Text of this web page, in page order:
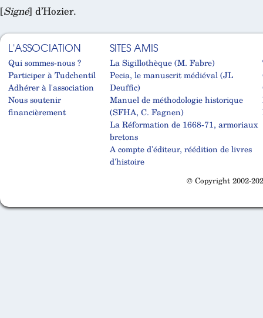
[Signé] d’Hozier.
L'ASSOCIATION
Qui sommes-nous ?
Participer à Tudchentil
Adhérer à l'association
Nous soutenir
financièrement
SITES AMIS
La Sigillothèque (M. Fabre)
Pecia, le manuscrit médiéval (JL
Deuffic)
Manuel de méthodologie historique
(SFHA, C. Fagnen)
La Réformation de 1668-71, armoriaux
bretons
A compte d'éditeur, réédition de livres
d'histoire
© Copyright 2002-